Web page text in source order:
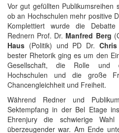
Vor gut gefüllten Publikumsreihen
ob an Hochschulen mehr positive
Komplettiert wurde die
Rednern Prof. Dr. Manfred Berg
Haus (Politik) und PD Dr.
bester Rhetorik ging es um den
Gesellschaft, die Rolle und
Hochschulen und die große
Chancengleichheit und Freiheit.
Während Redner und
Sektempfang in der Bel Etage
Ehrenjury die schwierige
überzeugender war. Am Ende